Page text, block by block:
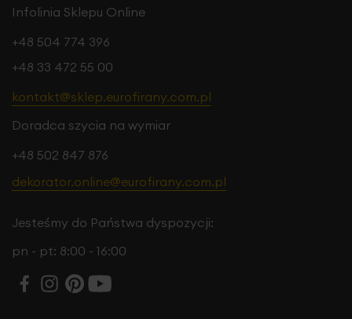
Infolinia Sklepu Online
+48 504 774 396
+48 33 472 55 00
kontakt@sklep.eurofirany.com.pl
Doradca szycia na wymiar
+48 502 847 876
dekorator.online@eurofirany.com.pl
Jesteśmy do Państwa dyspozycji:
pn - pt: 8:00 - 16:00